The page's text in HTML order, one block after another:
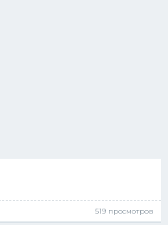
519 просмотров